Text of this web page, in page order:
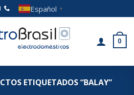
Español ▼
0
ETIQUETADOS “BALAY”